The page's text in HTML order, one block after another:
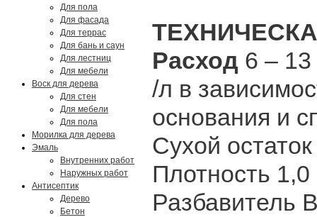
Для пола
Для фасада
Для террас
Для бань и саун
Для лестниц
Для мебели
Воск для дерева
Для стен
Для мебели
Для пола
Морилка для дерева
Эмаль
Внутренних работ
Наружных работ
Антисептик
Дерево
Бетон
Расход 6 –
/л в
основания и
Сухой
Плотность 1,0
Разбавитель